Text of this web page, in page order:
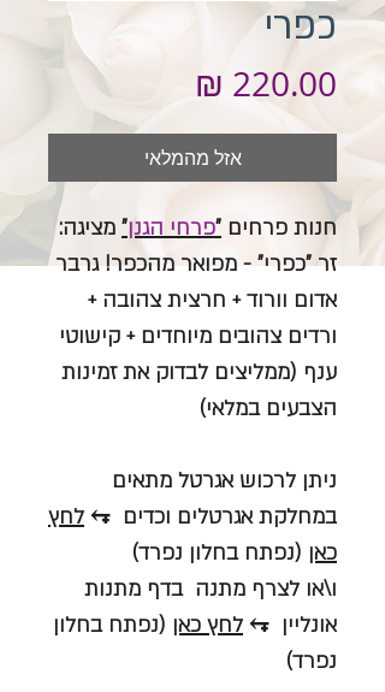
כפרי
אזל מהמלאי
חנות פרחים "פרחי הגנן" מציגה:
זר "כפרי" - מפואר מהכפר! גרבר
אדום וורוד + חרצית צהובה +
ורדים צהובים מיוחדים + קישוטי
ענף (ממליצים לבדוק את זמינות
הצבעים במלאי)
ניתן לרכוש אגרטל מתאים
במחלקת אגרטלים וכדים ⥆ לחץ
כאן (נפתח בחלון נפרד)
ו\או לצרף מתנה בדף מתנות
אונליין ⥆ לחץ כאן (נפתח בחלון
נפרד)